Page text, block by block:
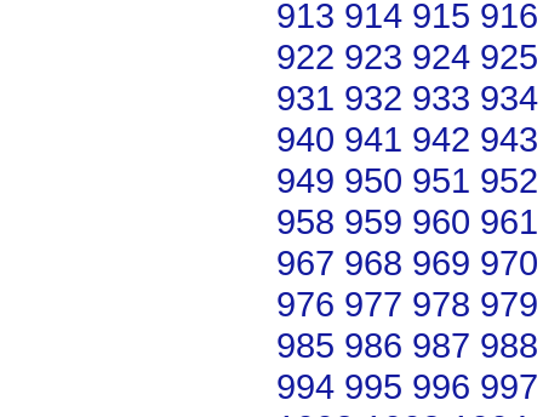
913 914 915 916
922 923 924 925
931 932 933 934
940 941 942 943
949 950 951 952
958 959 960 961
967 968 969 970
976 977 978 979
985 986 987 988
994 995 996 997